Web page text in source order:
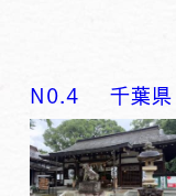
N0.4 千葉県